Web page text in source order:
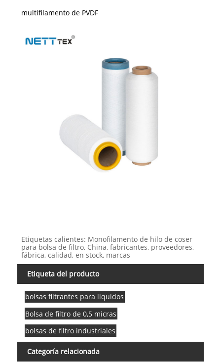
multifilamento de PVDF
Etiquetas calientes: Monofilamento de hilo de coser
para bolsa de filtro, China, fabricantes, proveedores,
fábrica, calidad, en stock, marcas
Etiqueta del producto
bolsas filtrantes para liquidos
Bolsa de filtro de 0,5 micras
bolsas de filtro industriales
Categoría relacionada